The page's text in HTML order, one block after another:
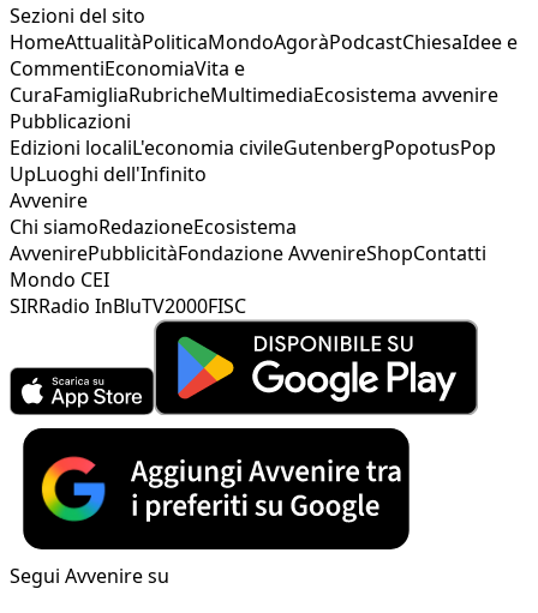
Sezioni del sito
HomeAttualitàPoliticaMondoAgoràPodcastChiesaIdee e
CommentiEconomiaVita e
CuraFamigliaRubricheMultimediaEcosistema avvenire
Pubblicazioni
Edizioni localiL'economia civileGutenbergPopotusPop
UpLuoghi dell'Infinito
Avvenire
Chi siamoRedazioneEcosistema
AvvenirePubblicitàFondazione AvvenireShopContatti
Mondo CEI
SIRRadio InBluTV2000FISC
Segui Avvenire su